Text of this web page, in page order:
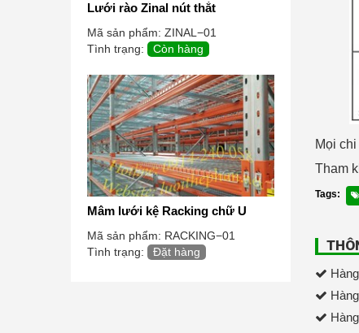
Lưới rào Zinal nút thắt
Mã sản phẩm: ZINAL−01
Tình trạng:
Còn hàng
Mâm lưới kệ Racking chữ U
Mã sản phẩm: RACKING−01
Tình trạng:
Đặt hàng
Mọi
Tham
Tags: